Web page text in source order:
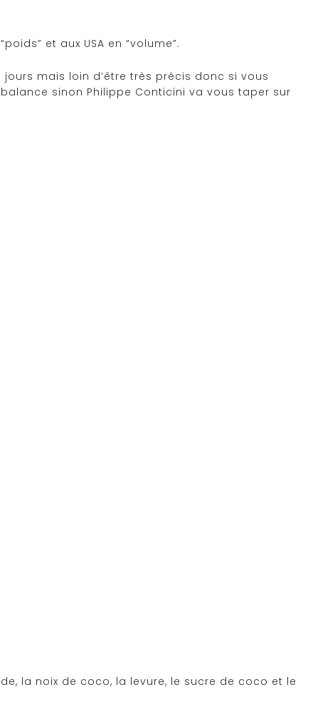
et aux USA en “volume”.
mais loin d’être très précis donc si vous
sinon Philippe Conticini va vous taper sur
la noix de coco, la levure, le sucre de coco et le